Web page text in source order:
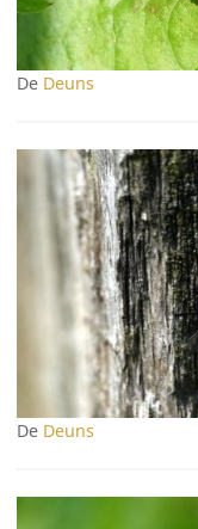
De Deuns
De Deuns